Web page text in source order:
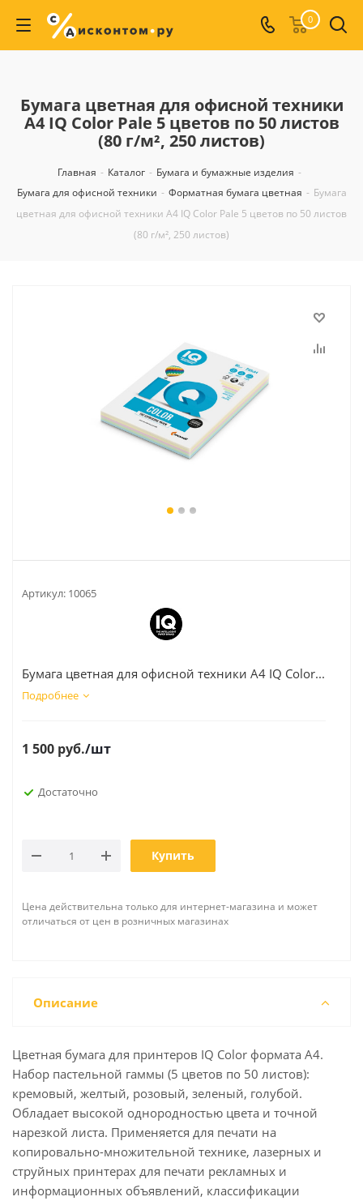
0
Бумага цветная для офисной техники
А4 IQ Color Pale 5 цветов по 50 листов
(80 г/м², 250 листов)
Главная - Каталог - Бумага и бумажные изделия -
Бумага для офисной техники - Форматная бумага цветная - Бумага
цветная для офисной техники А4 IQ Color Pale 5 цветов по 50 листов
(80 г/м², 250 листов)
Артикул: 10065
Бумага цветная для офисной техники А4 IQ Color...
Подробнее
1 500 руб./шт
Достаточно
Купить
Цена действительна только для интернет-магазина и может
отличаться от цен в розничных магазинах
Описание
Цветная бумага для принтеров IQ Color формата А4.
Набор пастельной гаммы (5 цветов по 50 листов):
кремовый, желтый, розовый, зеленый, голубой.
Обладает высокой однородностью цвета и точной
нарезкой листа. Применяется для печати на
копировально-множительной технике, лазерных и
струйных принтерах для печати рекламных и
информационных объявлений, классификации